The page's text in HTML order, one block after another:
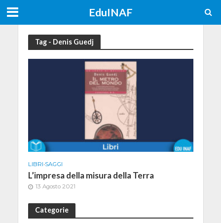
EduINAF
Tag - Denis Guedj
LIBRI•SAGGI
L’impresa della misura della Terra
13 Agosto 2021
Categorie